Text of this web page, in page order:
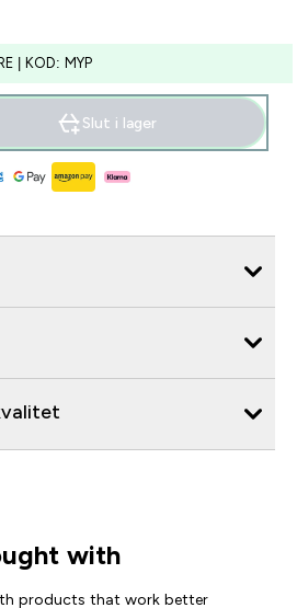
| KOD: MYP
price
Slut i lager
with
products that work better